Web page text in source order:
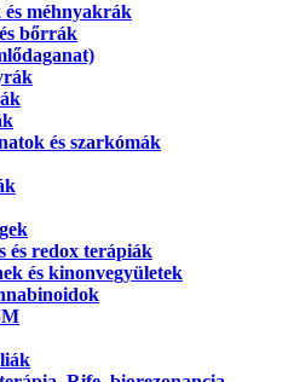
méhnyakrák
bőrrák
és szarkómák
és redox terápiák
és kinonvegyületek